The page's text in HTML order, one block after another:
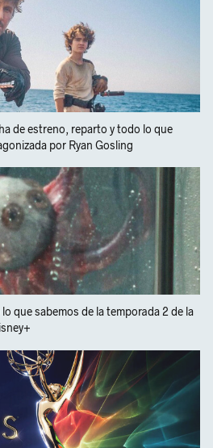
de estreno, reparto y todo lo que
por Ryan Gosling
que sabemos de la temporada 2 de la